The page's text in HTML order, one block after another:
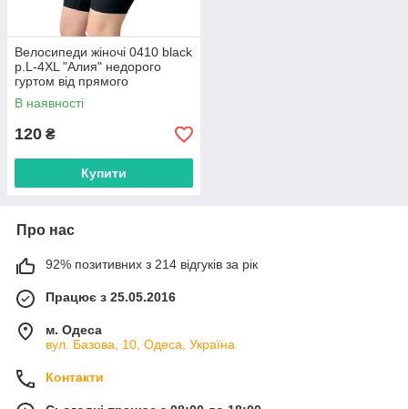
Велосипеди жіночі 0410 black
р.L-4XL "Алия" недорого
гуртом від прямого
постачальника
В наявності
120 ₴
Купити
Про нас
92% позитивних з 214 відгуків за рік
Працює з 25.05.2016
м. Одеса
вул. Базова, 10, Одеса, Україна
Контакти